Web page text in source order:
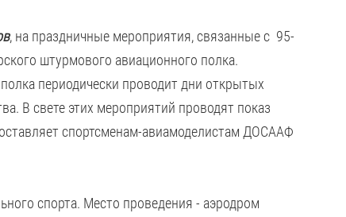
, на праздничные мероприятия, связанные с 95-
штурмового авиационного полка.
периодически проводит дни открытых
В свете этих мероприятий проводят показ
спортсменам-авиамоделистам ДОСААФ
спорта. Место проведения - аэродром